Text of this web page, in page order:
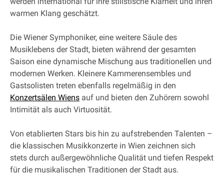
warmen Klang geschätzt.
Die Wiener Symphoniker, eine weitere Säule des
Musiklebens der Stadt, bieten während der gesamten
Saison eine dynamische Mischung aus traditionellen und
modernen Werken. Kleinere Kammerensembles und
Gastsolisten treten ebenfalls regelmäßig in den
Konzertsälen Wiens auf und bieten den Zuhörern sowohl
Intimität als auch Virtuosität.
Von etablierten Stars bis hin zu aufstrebenden Talenten –
die klassischen Musikkonzerte in Wien zeichnen sich
stets durch außergewöhnliche Qualität und tiefen Respekt
für die musikalischen Traditionen der Stadt aus.